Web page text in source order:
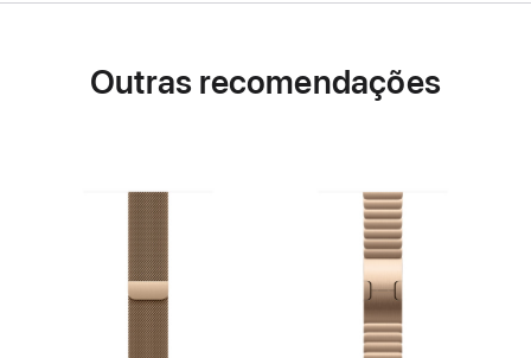
Outras recomendações